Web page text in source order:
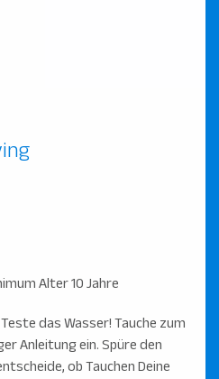
Alter 10 Jahre
das Wasser! Tauche zum
Anleitung ein. Spüre den
ob Tauchen Deine